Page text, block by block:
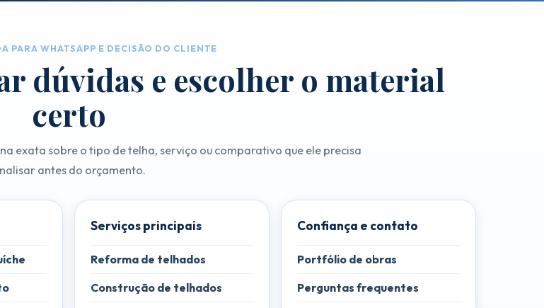
PARA WHATSAPP E DECISÃO DO CLIENTE
dúvidas e escolher o material
certo
exata sobre o tipo de telha, serviço ou comparativo que ele precisa
antes do orçamento.
Serviços principais
Reforma de telhados
Construção de telhados
Confiança e contato
Portfólio de obras
Perguntas frequentes